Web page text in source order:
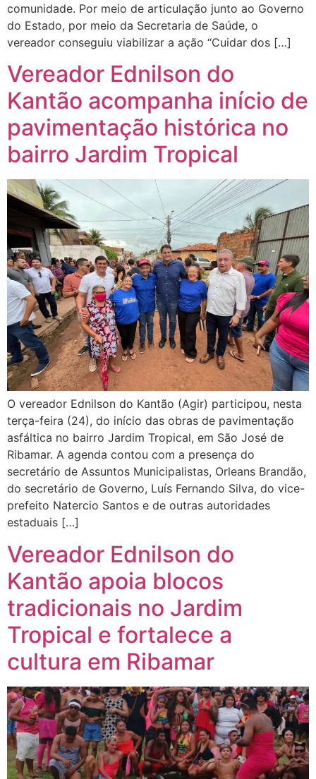
comunidade. Por meio de articulação junto ao Governo
do Estado, por meio da Secretaria de Saúde, o
vereador conseguiu viabilizar a ação “Cuidar dos […]
Vereador Ednilson do
Kantão acompanha início de
pavimentação histórica no
bairro Jardim Tropical
O vereador Ednilson do Kantão (Agir) participou, nesta
terça-feira (24), do início das obras de pavimentação
asfáltica no bairro Jardim Tropical, em São José de
Ribamar. A agenda contou com a presença do
secretário de Assuntos Municipalistas, Orleans Brandão,
do secretário de Governo, Luís Fernando Silva, do vice-
prefeito Natercio Santos e de outras autoridades
estaduais […]
Vereador Ednilson do
Kantão apoia blocos
tradicionais no Jardim
Tropical e fortalece a
cultura em Ribamar